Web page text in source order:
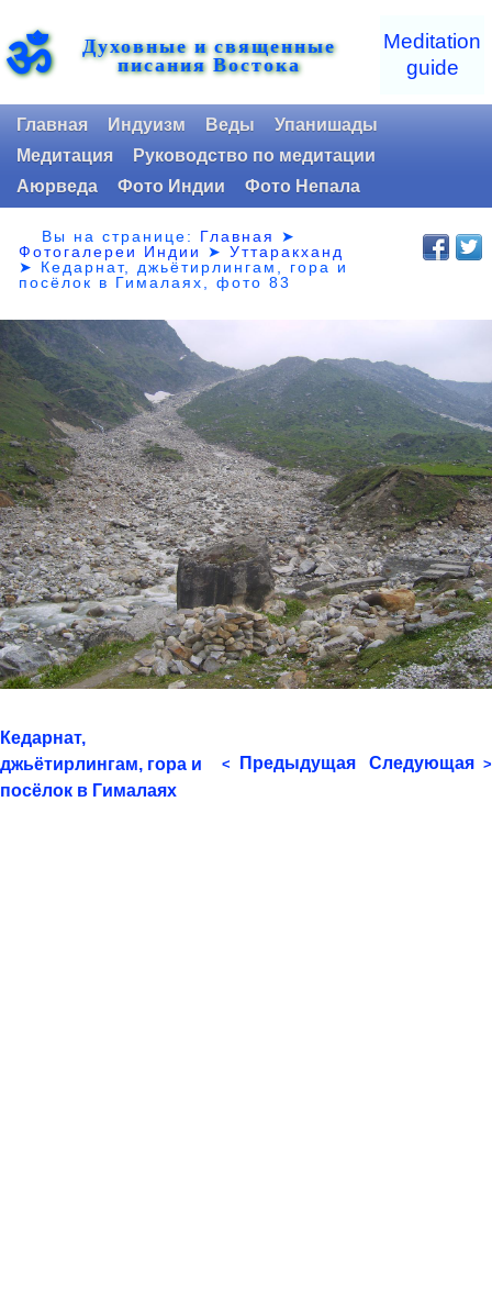
ॐ Духовные и священные
писания Востока
Meditation
guide
Главная Индуизм Веды
Упанишады
Медитация
Руководство по медитации
Аюрведа
Фото Индии Фото Непала
Вы на странице: Главная
➤
Фотогалереи Индии
➤Уттаракханд
➤ Кедарнат, джьётирлингам, гора и
посёлок в Гималаях, фото 83
Кедарнат,
джьётирлингам, гора и
посёлок в Гималаях
< Предыдущая Следующая >